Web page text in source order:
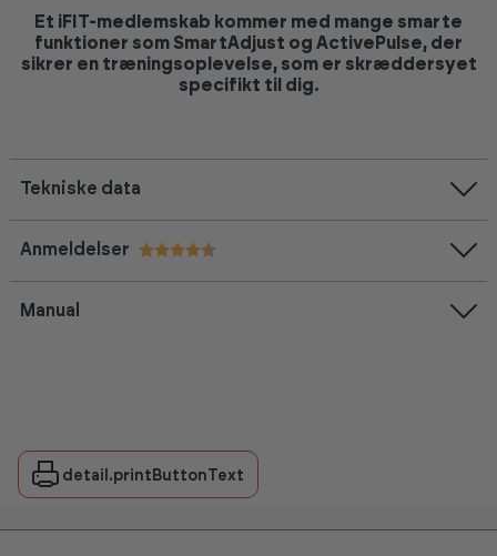
Et iFIT-medlemskab kommer med mange smarte
funktioner somSmartAdjust og ActivePulse, der
sikrer en træningsoplevelse, som er skræddersyet
specifikt til dig.
Tekniske data
Anmeldelser
Manual
detail.printButtonText